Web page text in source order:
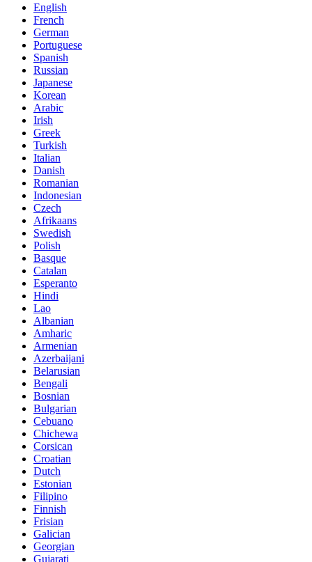
English
French
German
Portuguese
Spanish
Russian
Japanese
Korean
Arabic
Irish
Greek
Turkish
Italian
Danish
Romanian
Indonesian
Czech
Afrikaans
Swedish
Polish
Basque
Catalan
Esperanto
Hindi
Lao
Albanian
Amharic
Armenian
Azerbaijani
Belarusian
Bengali
Bosnian
Bulgarian
Cebuano
Chichewa
Corsican
Croatian
Dutch
Estonian
Filipino
Finnish
Frisian
Galician
Georgian
Gujarati